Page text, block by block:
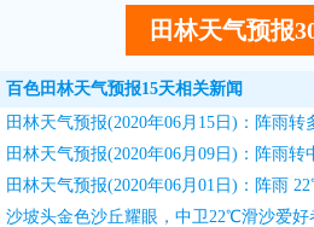
田林天气预报
百色田林天气预报15天相关新闻
田林天气预报(2020年06月15日)：阵雨
田林天气预报(2020年06月09日)：阵雨
田林天气预报(2020年06月01日)：阵雨
沙坡头金色沙丘耀眼，中卫22℃滑沙爱好